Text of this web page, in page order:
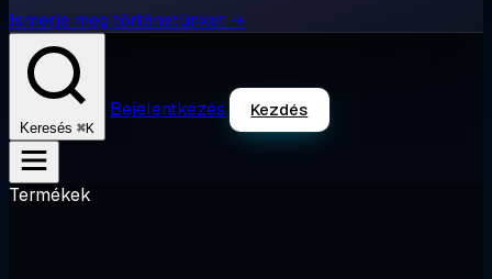
Ismerje meg történetünket →
Keresés ⌘K
Bejelentkezés Kezdés
Termékek